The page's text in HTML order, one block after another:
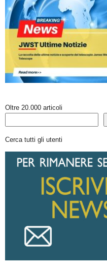
Oltre 20.000 articoli
Cerca tutti gli utenti